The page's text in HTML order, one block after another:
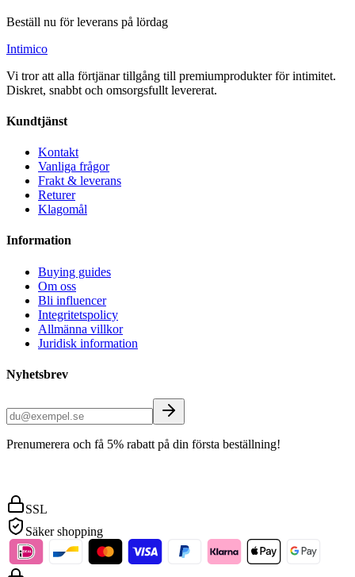
Beställ nu för leverans på lördag
Intimico
Vi tror att alla förtjänar tillgång till premiumprodukter för intimitet.
Diskret, snabbt och omsorgsfullt levererat.
Kundtjänst
Kontakt
Vanliga frågor
Frakt & leverans
Returer
Klagomål
Information
Buying guides
Om oss
Bli influencer
Integritetspolicy
Allmänna villkor
Juridisk information
Nyhetsbrev
Prenumerera och få 5% rabatt på din första beställning!
SSL
Säker shopping